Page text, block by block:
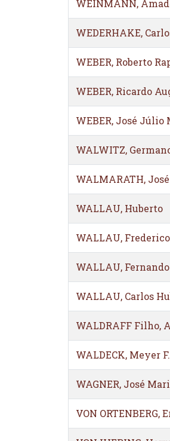
WEINMANN,
WEDERHAKE,
WEBER, Roberto
WEBER, Ricardo
WEBER, José
WALWITZ,
WALMARATH, José
WALLAU, Huberto
WALLAU,
WALLAU, Fernando
WALLAU, Carlos
WALDRAFF Filho,
WALDECK, Meyer F.
WAGNER, José
VON